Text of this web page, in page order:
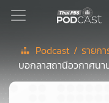
Podcast
Podcast / รายก
บอกลาสถานีอวกาศน